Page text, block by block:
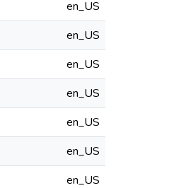
en_US
en_US
en_US
en_US
en_US
en_US
en_US